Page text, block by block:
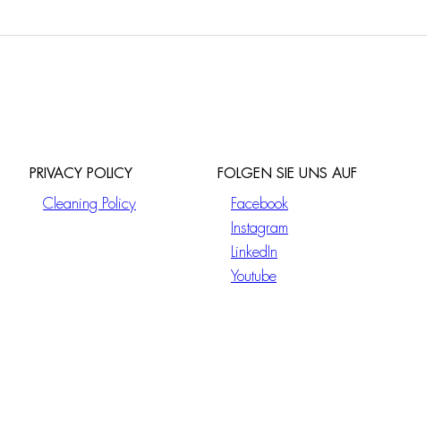
PRIVACY POLICY
Cleaning Policy
FOLGEN SIE UNS AUF
Facebook
Instagram
LinkedIn
Youtube